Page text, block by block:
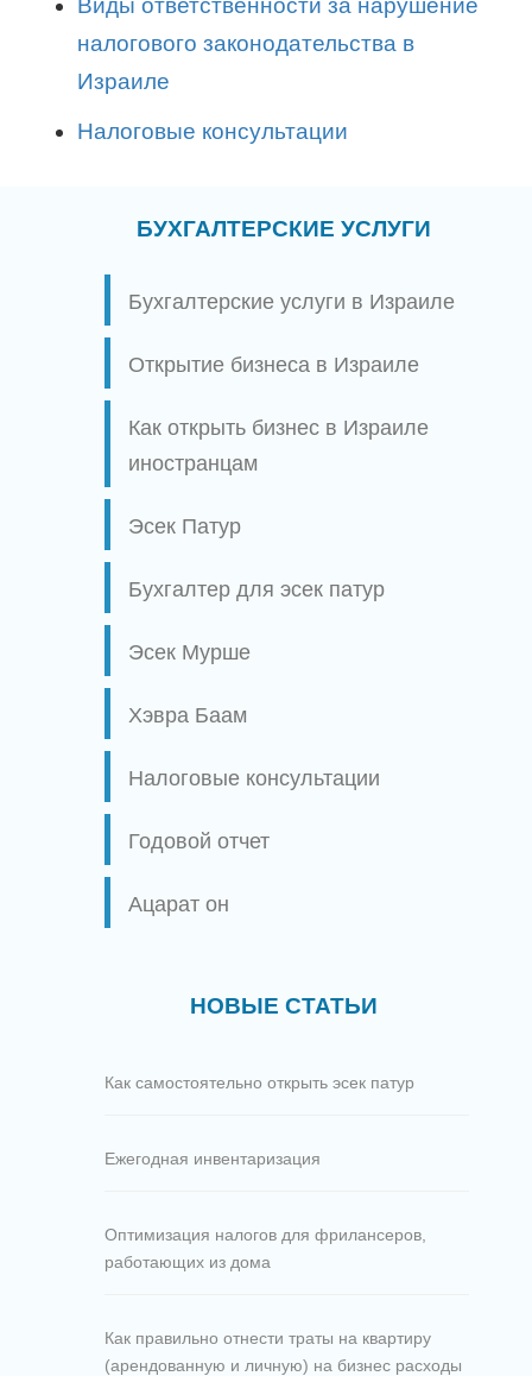
Виды ответственности за нарушение
налогового законодательства в
Израиле
Налоговые консультации
БУХГАЛТЕРСКИЕ УСЛУГИ
Бухгалтерские услуги в Израиле
Открытие бизнеса в Израиле
Как открыть бизнес в Израиле
иностранцам
Эсек Патур
Бухгалтер для эсек патур
Эсек Мурше
Хэвра Баам
Налоговые консультации
Годовой отчет
Ацарат он
НОВЫЕ СТАТЬИ
Как самостоятельно открыть эсек патур
Ежегодная инвентаризация
Оптимизация налогов для фрилансеров,
работающих из дома
Как правильно отнести траты на квартиру
(арендованную и личную) на бизнес расходы